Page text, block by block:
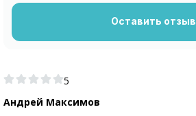
5
Андрей Максимов
Оставить отзыв